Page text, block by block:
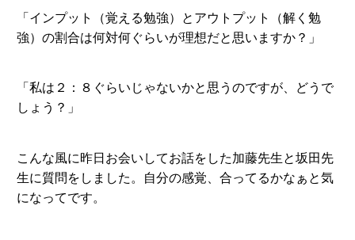
「インプット（覚える勉強）とアウトプット（解く勉
強）の割合は何対何ぐらいが理想だと思いますか？」
「私は２：８ぐらいじゃないかと思うのですが、どうで
しょう？」
こんな風に昨日お会いしてお話をした加藤先生と坂田先
生に質問をしました。自分の感覚、合ってるかなぁと気
になってです。